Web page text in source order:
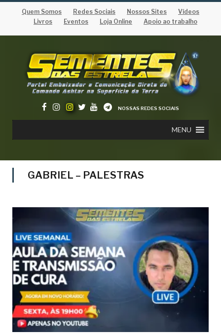
Quem Somos Redes Sociais Nossos Sites
Vídeos
Livros
Eventos Loja Online Apoio ao trabalho
NOSSAS REDES SOCIAIS
MENU
GABRIEL – PALESTRAS